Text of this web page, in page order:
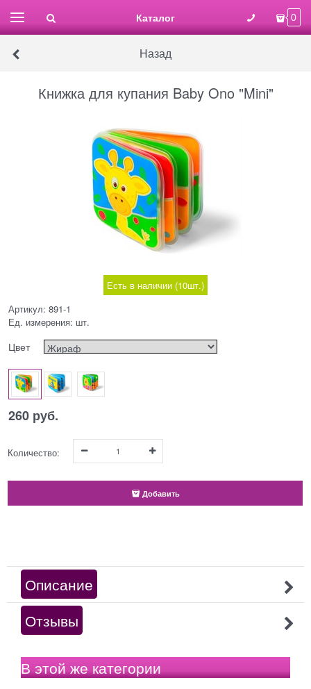
Каталог 0
Назад
Книжка для купания Baby Ono "Mini"
Есть в наличии (10шт.)
Артикул: 891-1
Ед. измерения: шт.
Цвет
260 руб.
Количество:
Добавить
Описание
Отзывы
В этой же категории